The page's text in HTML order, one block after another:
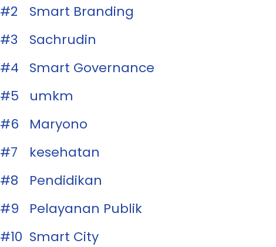
#2
Smart Branding
#3
Sachrudin
#4
Smart Governance
#5
umkm
#6
Maryono
#7
kesehatan
#8
Pendidikan
#9
Pelayanan Publik
#10 Smart City